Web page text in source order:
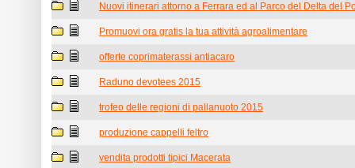
Nuovi itinerari attorno a Ferrara ed al Parco del Delta del
Promuovi ora gratis la tua attività agroalimentare
offerte coprimaterassi antiacaro
Raduno devotees 2015
trofeo delle regioni di pallanuoto 2015
produzione cappelli feltro
vendita prodotti tipici Macerata